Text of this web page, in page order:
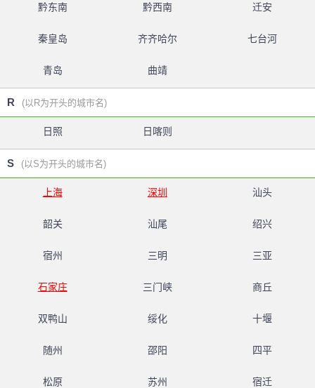
黔东南 黔西南 迁安
秦皇岛 齐齐哈尔 七台河
青岛 曲靖
R (以R为开头的城市名)
日照 日喀则
S (以S为开头的城市名)
上海 深圳 汕头
韶关 汕尾 绍兴
宿州 三明 三亚
石家庄 三门峡 商丘
双鸭山 绥化 十堰
随州 邵阳 四平
松原 苏州 宿迁